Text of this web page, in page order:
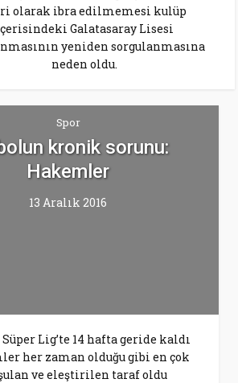
olarak ibra edilmemesi kulüp
Galatasaray Lisesi
yeniden sorgulanmasına
neden oldu.
Spor
kronik sorunu:
Hakemler
13 Aralık 2016
Lig’te 14 hafta geride kaldı
her zaman olduğu gibi en çok
ve eleştirilen taraf oldu